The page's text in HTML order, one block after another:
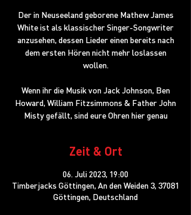
Der in Neuseeland geborene Mathew James
White ist als klassischer Singer-Songwriter
anzusehen, dessen Lieder einen bereits nach
dem ersten Hören nicht mehr loslassen
wollen.
Wenn ihr die Musik von Jack Johnson, Ben
Howard, William Fitzsimmons & Father John
Misty gefällt, sind eure Ohren hier genau
Zeit & Ort
06. Juli 2023, 19:00
Timberjacks Göttingen, An den Weiden 3, 37081
Göttingen, Deutschland